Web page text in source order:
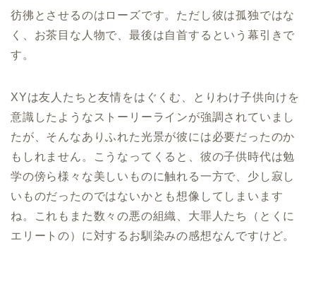
彷彿とさせるのはローズです。ただし彼は孤独ではな
く、お茶目な人物で、最後は自首するという幕引きで
す。
XYは友人たちと友情をはぐくむ、とりわけ子供向けを
意識したようなストーリーラインが強調されていまし
たが、そんなありふれた光景が彼には必要だったのか
もしれません。こうなってくると、彼の子供時代は勉
学の傍ら様々な美しいものに触れる一方で、少し寂し
いものだったのではないかとも想像してしまいます
ね。これもまた数々の悪の組織、大罪人たち（とくに
エリートの）に対するお馴染みの感想なんですけど。